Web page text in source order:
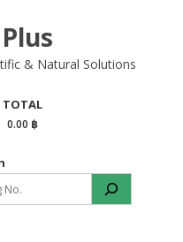
& Natural Solutions
TOTAL
0.00 ฿